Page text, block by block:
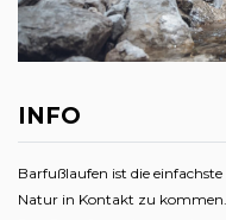
INFO
Barfußlaufen ist die
Natur in Kontakt zu